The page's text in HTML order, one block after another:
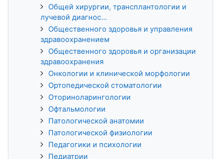
Общей хирургии, трансплантологии и
лучевой диагнос...
Общественного здоровья и управления
здравоохранением
Общественного здоровья и организации
здравоохранения
Онкологии и клинической морфологии
Ортопедической стоматологии
Оториноларингологии
Офтальмологии
Патологической анатомии
Патологической физиологии
Педагогики и психологии
Педиатрии